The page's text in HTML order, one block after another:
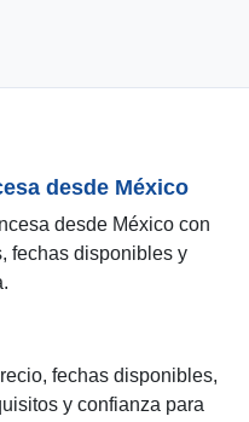
desde México
desde México con
fechas disponibles y
fechas disponibles,
y confianza para